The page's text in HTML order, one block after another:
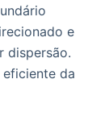
e
dispersão.
da